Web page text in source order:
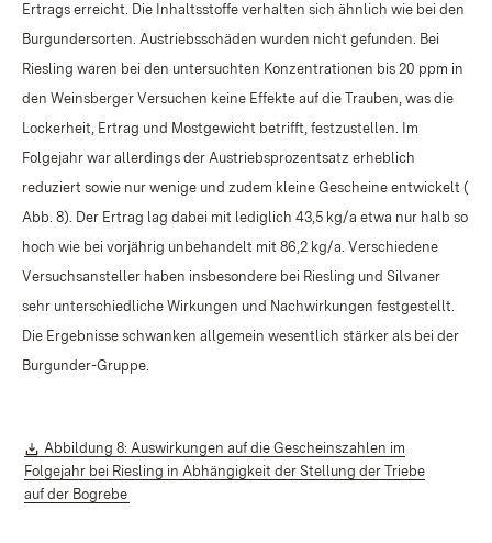
Ertrags erreicht. Die Inhaltsstoffe verhalten sich ähnlich wie bei den
Burgundersorten. Austriebsschäden wurden nicht gefunden. Bei
Riesling waren bei den untersuchten Konzentrationen bis 20 ppm in
den Weinsberger Versuchen keine Effekte auf die Trauben, was die
Lockerheit, Ertrag und Mostgewicht betrifft, festzustellen. Im
Folgejahr war allerdings der Austriebsprozentsatz erheblich
reduziert sowie nur wenige und zudem kleine Gescheine entwickelt (
Abb. 8). Der Ertrag lag dabei mit lediglich 43,5 kg/a etwa nur halb so
hoch wie bei vorjährig unbehandelt mit 86,2 kg/a. Verschiedene
Versuchsansteller haben insbesondere bei Riesling und Silvaner
sehr unterschiedliche Wirkungen und Nachwirkungen festgestellt.
Die Ergebnisse schwanken allgemein wesentlich stärker als bei der
Burgunder-Gruppe.
Download:
Abbildung 8: Auswirkungen auf die Gescheinszahlen im
Folgejahr bei Riesling in Abhängigkeit der Stellung der Triebe
auf der Bogrebe